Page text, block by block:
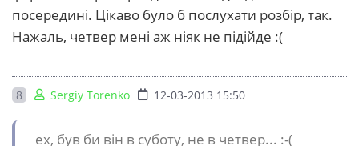
посередині. Цікаво було б послухати розбір, так.
Нажаль, четвер мені аж ніяк не підійде :(
8 Sergiy Torenko 12-03-2013 15:50
ех, був би він в суботу, не в четвер... :-(